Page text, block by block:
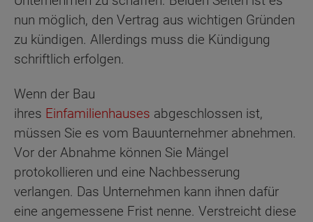
nun möglich, den Vertrag aus wichtigen Gründen
zu kündigen. Allerdings muss die Kündigung
schriftlich erfolgen.
Wenn der Bau
ihres Einfamilienhauses abgeschlossen ist,
müssen Sie es vom Bauunternehmer abnehmen.
Vor der Abnahme können Sie Mängel
protokollieren und eine Nachbesserung
verlangen. Das Unternehmen kann ihnen dafür
eine angemessene Frist nenne. Verstreicht diese